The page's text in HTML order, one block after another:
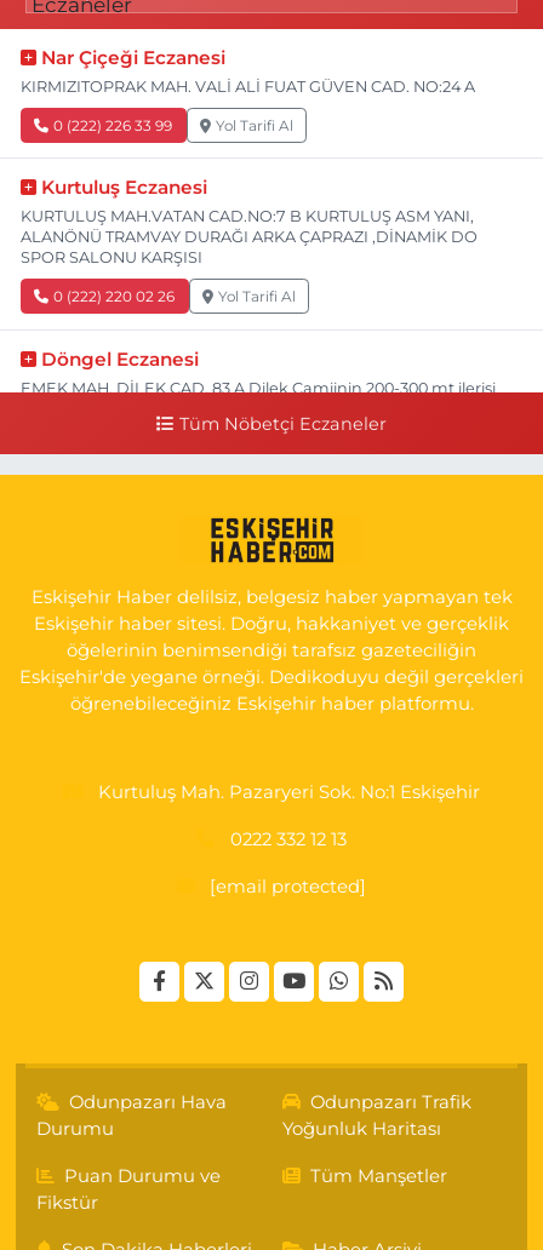
Nar Çiçeği Eczanesi
KIRMIZITOPRAK MAH. VALİ ALİ FUAT GÜVEN CAD. NO:24 A
0 (222) 226 33 99 Yol Tarifi Al
Kurtuluş Eczanesi
KURTULUŞ MAH.VATAN CAD.NO:7 B KURTULUŞ ASM YANI,
ALANÖNÜ TRAMVAY DURAĞI ARKA ÇAPRAZI ,DİNAMİK DO
SPOR SALONU KARŞISI
0 (222) 220 02 26 Yol Tarifi Al
Döngel Eczanesi
EMEK MAH. DİLEK CAD. 83 A Dilek Camiinin 200-300 mt ilerisi
İSTİKLAL MAH. ŞAİR FUZULİ CAD. NO:35 A HAVA HASTANESİ
KARŞI KÖŞESİ ŞAİR FUZULİ AİLE SAĞLIĞI MERKEZİ KARŞISI
0 (222) 230 11 31 Yol Tarifi Al
Tüm Nöbetçi Eczaneler
Eskişehir Haber delilsiz, belgesiz haber yapmayan tek
Eskişehir haber sitesi. Doğru, hakkaniyet ve gerçeklik
öğelerinin benimsendiği tarafsız gazeteciliğin
Eskişehir'de yegane örneği. Dedikoduyu değil gerçekleri
öğrenebileceğiniz Eskişehir haber platformu.
Kurtuluş Mah. Pazaryeri Sok. No:1 Eskişehir
0222 332 12 13
[email protected]
Odunpazarı Hava
Durumu
Odunpazarı Trafik
Yoğunluk Haritası
Puan Durumu ve
Fikstür
Tüm Manşetler